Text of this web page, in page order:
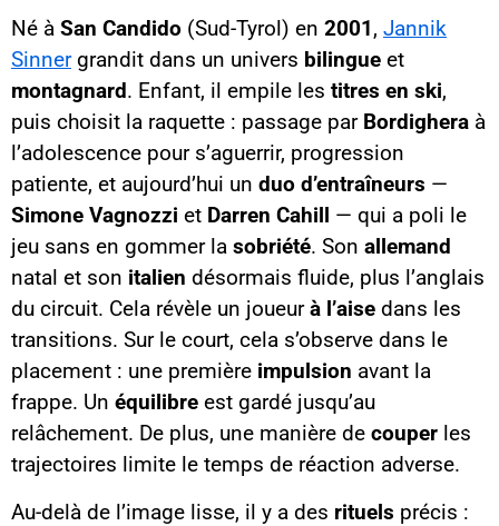
Né à San Candido (Sud-Tyrol) en 2001, Jannik
Sinnergrandit dans un univers bilingue et
montagnard. Enfant, il empile les titres en ski,
puis choisit la raquette : passage par Bordighera à
l’adolescence pour s’aguerrir, progression
patiente, et aujourd’hui un duo d’entraîneurs —
Simone Vagnozzi et Darren Cahill — qui a poli le
jeu sans en gommer la sobriété. Son allemand
natal et son italien désormais fluide, plus l’anglais
du circuit. Cela révèle un joueurà l’aise dans les
transitions. Sur le court, cela s’observe dans le
placement : une première impulsion avant la
frappe. Un équilibre est gardé jusqu’au
relâchement. De plus, une manière de couper les
trajectoires limite le temps de réaction adverse.
Au-delà de l’image lisse, il y a des rituels précis :